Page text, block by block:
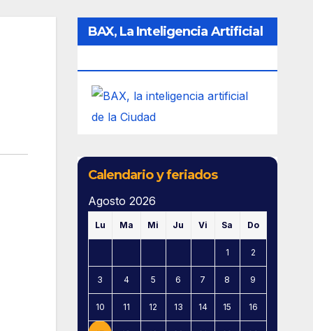
BAX, La Inteligencia Artificial
Calendario y feriados
Agosto 2026
Lu Ma Mi Ju Vi Sa Do
1 2
3 4 5 6 7 8 9
10 11 12 13 14 15 16